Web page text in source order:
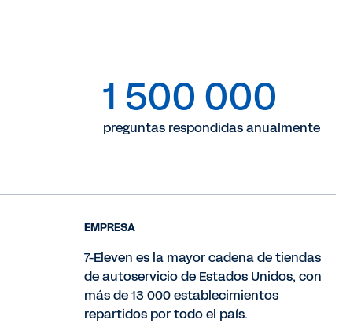
1 500 000
preguntas respondidas anualmente
EMPRESA
7-Eleven es la mayor cadena de tiendas
de autoservicio de Estados Unidos, con
más de 13 000 establecimientos
repartidos por todo el país.